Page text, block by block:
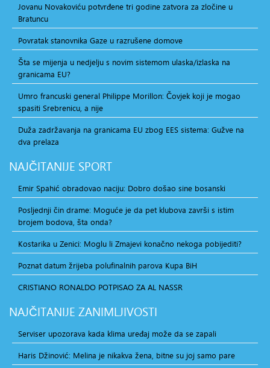
Jovanu Novakoviću potvrđene tri godine zatvora za zločine u
Bratuncu
Povratak stanovnika Gaze u razrušene domove
Šta se mijenja u nedjelju s novim sistemom ulaska/izlaska na
granicama EU?
Umro francuski general Philippe Morillon: Čovjek koji je mogao
spasiti Srebrenicu, a nije
Duža zadržavanja na granicama EU zbog EES sistema: Gužve na
dva prelaza
NAJČITANIJE SPORT
Emir Spahić obradovao naciju: Dobro došao sine bosanski
Posljednji čin drame: Moguće je da pet klubova završi s istim
brojem bodova, šta onda?
Kostarika u Zenici: Moglu li Zmajevi konačno nekoga pobijediti?
Poznat datum žrijeba polufinalnih parova Kupa BiH
CRISTIANO RONALDO POTPISAO ZA AL NASSR
NAJČITANIJE ZANIMLJIVOSTI
Serviser upozorava kada klima uređaj može da se zapali
Haris Džinović: Melina je nikakva žena, bitne su joj samo pare